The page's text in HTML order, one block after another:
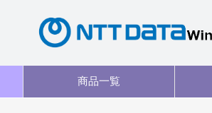
商品一覧